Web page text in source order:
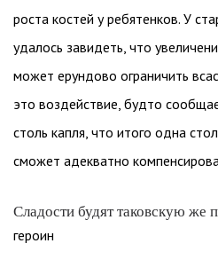
роста костей у ребятенков. У
удалось завидеть, что
может ерундово ограничить
это воздействие, будто
столь капля, что итого одна
сможет адекватно
Сладости будят таковскую же
героин